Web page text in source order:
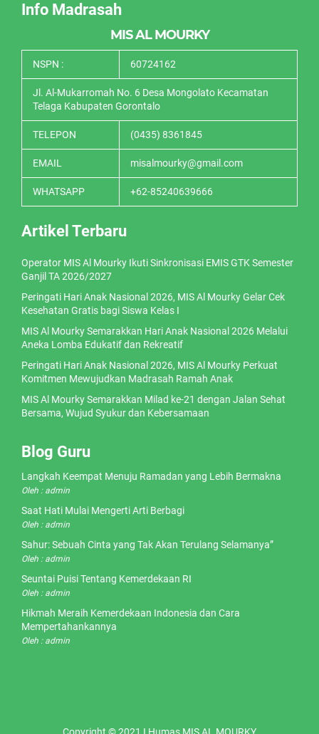
Info Madrasah
MIS AL MOURKY
NSPN : 60724162
Jl. Al-Mukarromah No. 6 Desa Mongolato Kecamatan
Telaga Kabupaten Gorontalo
TELEPON (0435) 8361845
EMAIL misalmourky@gmail.com
WHATSAPP +62-85240639666
Artikel Terbaru
Operator MIS Al Mourky Ikuti Sinkronisasi EMIS GTK Semester
Ganjil TA 2026/2027
Peringati Hari Anak Nasional 2026, MIS Al Mourky Gelar Cek
Kesehatan Gratis bagi Siswa Kelas I
MIS Al Mourky Semarakkan Hari Anak Nasional 2026 Melalui
Aneka Lomba Edukatif dan Rekreatif
Peringati Hari Anak Nasional 2026, MIS Al Mourky Perkuat
Komitmen Mewujudkan Madrasah Ramah Anak
MIS Al Mourky Semarakkan Milad ke-21 dengan Jalan Sehat
Bersama, Wujud Syukur dan Kebersamaan
Blog Guru
Langkah Keempat Menuju Ramadan yang Lebih Bermakna
Oleh : admin
Saat Hati Mulai Mengerti Arti Berbagi
Oleh : admin
Sahur: Sebuah Cinta yang Tak Akan Terulang Selamanya”
Oleh : admin
Seuntai Puisi Tentang Kemerdekaan RI
Oleh : admin
Hikmah Meraih Kemerdekaan Indonesia dan Cara
Mempertahankannya
Oleh : admin